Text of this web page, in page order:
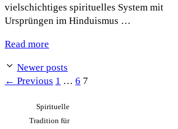
vielschichtiges spirituelles System mit
Ursprüngen im Hinduismus …
Read more
Newer posts
← Previous Page
1 … Page
6 Page
7
Spirituelle
Tradition für